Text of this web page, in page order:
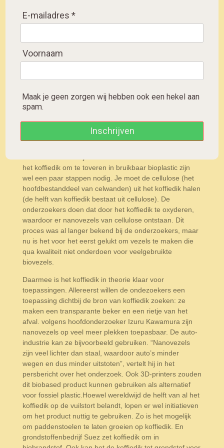
is. Koffiedik kan gebruikt worden om bioplastic te
maken, op dezelfde manier als ‘verse’ plantenvezels.
Uit onderzoek van de Japanse Yokohama-universiteit
blijkt dat dit mogelijk is. Koffiedik kan gebruikt worden
op de vuilstort belandt, kunnen bedrijven hun CO2-
voetafdruk aanzienlijk verlagen en beter afbreekbare
om koffiedik om te zetten in nanovezels die dezelfde
kwaliteit hebben als vezels uit hout of planten. Nu
het koffiedik om te toveren in bruikbaar bioplastic zijn
wel een paar stappen nodig. Je moet de cellulose (het
hoofdbestanddeel van celwanden) uit het koffiedik halen
(de helft van koffiedik bestaat uit cellulose). De
onderzoekers doen dat door het koffiedik te oxyderen,
waardoor er nanovezels van cellulose ontstaan. Dit
proces was al langer bekend bij de onderzoekers, maar
nu is het voor het eerst gelukt om vezels te maken die
qua kwaliteit niet onderdoen voor veelgebruikte
biovezels.
Daarmee is het koffiedik in theorie klaar voor
toepassingen. Allereerst willen de ondezoekers een
toepassing dichtbij de bron van koffiedik zoeken: ze
maken een transparante beker en een rietje van het
afval. volgens hoofdonderzoeker Izuru Kawamura zijn
nanovezels op veel meer plekken toepasbaar. De auto-
industrie kan ze bijvoorbeeld gebruiken. “Nanovezels
zijn veel lichter dan staal, waardoor auto’s minder
wegen en dus minder uitstoten”, vertelt hij in het
persbericht over het onderzoek. Ook 3D-printers zouden
dit biobased product kunnen gebruiken als alternatief
voor fossiel plastic.Hoewel wereldwijd de helft van al het
koffiedik op de vuilstort belandt, lopen er wel initiatieven
om het product nuttig te gebruiken. Zo is het mogelijk
om paddenstoelen te laten groeien op koffiedik. En
grondstoffenbedrijf Suez zet koffiedik om in
E-mailadres *
Voornaam
Maak je geen zorgen wij hebben ook een hekel aan
spam.
Inschrijven